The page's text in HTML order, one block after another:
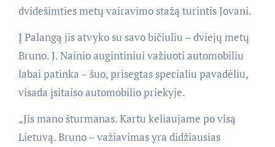
dvidešimties metų vairavimo stažą turintis Jovani.
Į Palangą jis atvyko su savo bičiuliu – dviejų metų
Bruno. J. Nainio augintiniui važiuoti automobiliu
labai patinka – šuo, prisegtas specialiu pavadėliu,
visada įsitaiso automobilio priekyje.
„Jis mano šturmanas. Kartu keliaujame po visą
Lietuvą. Bruno – važiavimas yra didžiausias